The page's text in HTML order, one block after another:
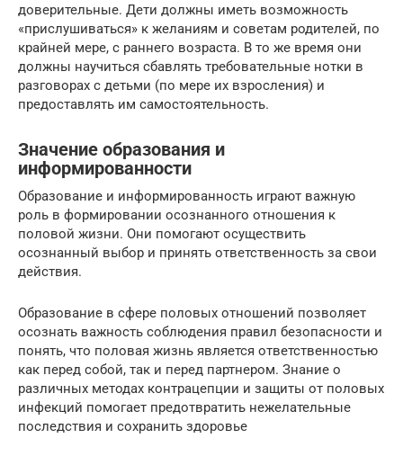
доверительные. Дети должны иметь возможность
«прислушиваться» к желаниям и советам родителей, по
крайней мере, с раннего возраста. В то же время они
должны научиться сбавлять требовательные нотки в
разговорах с детьми (по мере их взросления) и
предоставлять им самостоятельность.
Значение образования и
информированности
Образование и информированность играют важную
роль в формировании осознанного отношения к
половой жизни. Они помогают осуществить
осознанный выбор и принять ответственность за свои
действия.
Образование в сфере половых отношений позволяет
осознать важность соблюдения правил безопасности и
понять, что половая жизнь является ответственностью
как перед собой, так и перед партнером. Знание о
различных методах контрацепции и защиты от половых
инфекций помогает предотвратить нежелательные
последствия и сохранить здоровье